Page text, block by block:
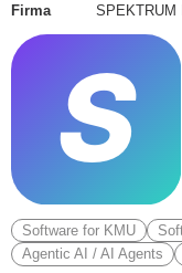
Firma SPEKTRUM
Software for KMU
Agentic AI / AI Agents